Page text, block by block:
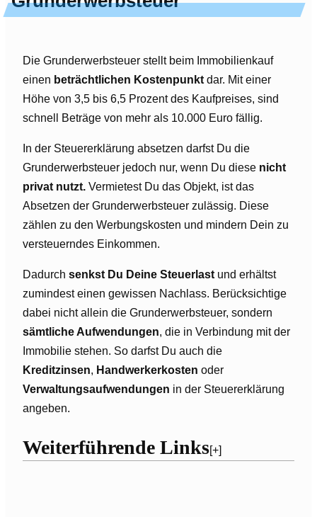
Die Grunderwerbsteuer stellt beim Immobilienkauf
einen beträchtlichen Kostenpunkt dar. Mit einer
Höhe von 3,5 bis 6,5 Prozent des Kaufpreises, sind
schnell Beträge von mehr als 10.000 Euro fällig.
In der Steuererklärung absetzen darfst Du die
Grunderwerbsteuer jedoch nur, wenn Du diese nicht
privat nutzt. Vermietest Du das Objekt, ist das
Absetzen der Grunderwerbsteuer zulässig. Diese
zählen zu den Werbungskosten und mindern Dein zu
versteuerndes Einkommen.
Dadurch senkst Du Deine Steuerlast und erhältst
zumindest einen gewissen Nachlass. Berücksichtige
dabei nicht allein die Grunderwerbsteuer, sondern
sämtliche Aufwendungen, die in Verbindung mit der
Immobilie stehen. So darfst Du auch die
Kreditzinsen, Handwerkerkosten oder
Verwaltungsaufwendungen in der Steuererklärung
angeben.
Weiterführende Links[+]